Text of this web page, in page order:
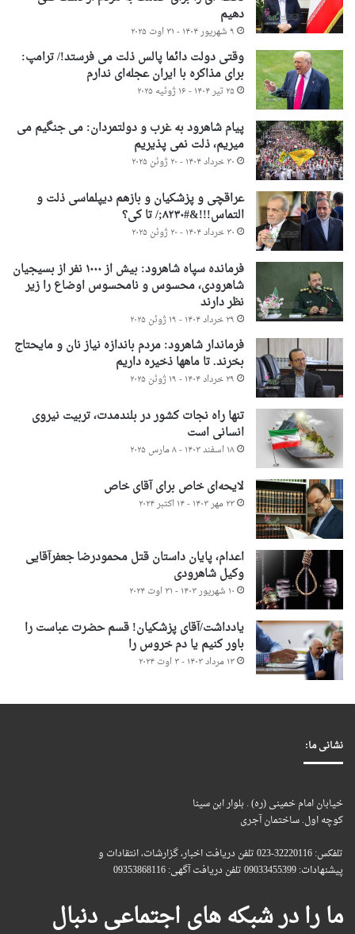
دهیم
۹ شهریور ۱۴۰۴ - ۳۱ اوت ۲۰۲۵
وقتی دولت دائما پالس ذلت می فرستد!/ ترامپ:
برای مذاکره با ایران عجله‌ای ندارم
۲۵ تیر ۱۴۰۴ - ۱۶ ژوئیه ۲۰۲۵
پیام شاهرود به غرب و دولتمردان: می جنگیم می
میریم، ذلت نمی پذیریم
۳۰ خرداد ۱۴۰۴ - ۲۰ ژوئن ۲۰۲۵
عراقچی و پزشکیان و بازهم دیپلماسی ذلت و
التماس!!!&#۸۲۳۰;/ تا کی؟
۳۰ خرداد ۱۴۰۴ - ۲۰ ژوئن ۲۰۲۵
فرمانده سپاه شاهرود: بیش از ۱۰۰۰ نفر از بسیجیان
شاهرودی، محسوس و نامحسوس اوضاع را زیر
نظر دارند
۲۹ خرداد ۱۴۰۴ - ۱۹ ژوئن ۲۰۲۵
فرماندار شاهرود: مردم باندازه نیاز نان و مایحتاج
بخرند. تا ماهها ذخیره داریم
۲۹ خرداد ۱۴۰۴ - ۱۹ ژوئن ۲۰۲۵
تنها راه نجات کشور در بلندمدت، تربیت نیروی
انسانی است
۱۸ اسفند ۱۴۰۳ - ۸ مارس ۲۰۲۵
لایحه‌ای خاص برای آقای خاص
۲۳ مهر ۱۴۰۳ - ۱۴ اکتبر ۲۰۲۴
اعدام، پایان داستان قتل محمودرضا جعفرآقایی
وکیل شاهرودی
۱۰ شهریور ۱۴۰۳ - ۳۱ اوت ۲۰۲۴
یادداشت/آقای پزشکیان! قسم حضرت عباست را
باور کنیم یا دم خروس را
۱۳ مرداد ۱۴۰۳ - ۳ اوت ۲۰۲۴
نشانی ما:
خیابان امام خمینی (ره) . بلوار ابن سینا
کوچه اول. ساختمان آجری
تلفکس: 32220116-023 تلفن دریافت اخبار، گزارشات، انتقادات و
پیشنهادات: 09033455399 تلفن دریافت آگهی: 09353868116
ما را در شبکه های اجتماعی دنبال